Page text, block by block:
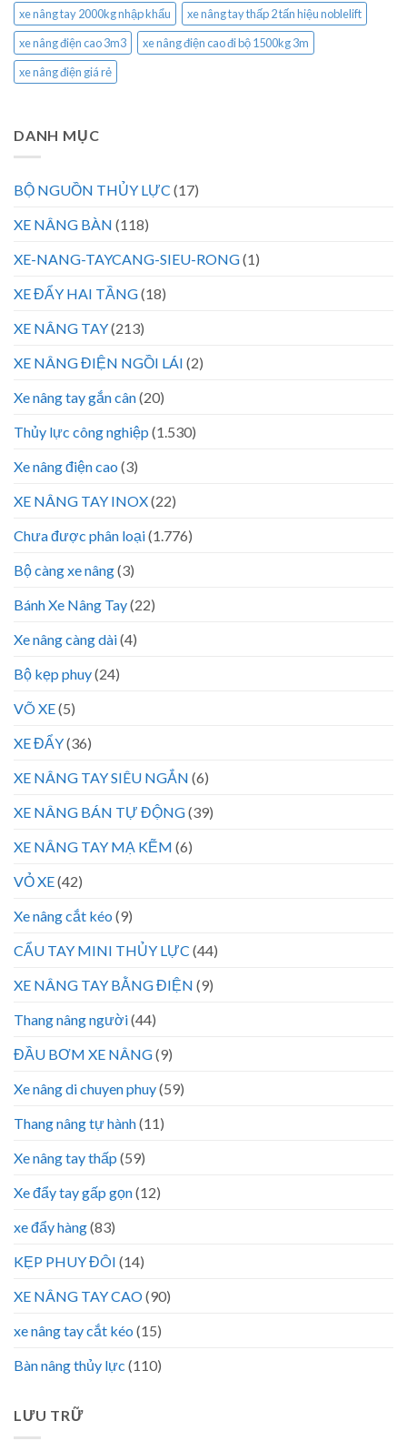
xe nâng tay 2000kg nhập khẩu
xe nâng tay thấp 2 tấn hiệu noblelift
xe nâng điện cao 3m3
xe nâng điện cao đi bộ 1500kg 3m
xe nâng điện giá rẻ
DANH MỤC
BỘ NGUỒN THỦY LỰC (17)
XE NÂNG BÀN (118)
XE-NANG-TAYCANG-SIEU-RONG(1)
XE ĐẨY HAI TẦNG(18)
XE NÂNG TAY(213)
XE NÂNG ĐIỆN NGỒI LÁI (2)
Xe nâng tay gắn cân(20)
Thủy lực công nghiệp (1.530)
Xe nâng điện cao (3)
XE NÂNG TAY INOX(22)
Chưa được phân loại(1.776)
Bộ càng xe nâng(3)
Bánh Xe Nâng Tay(22)
Xe nâng càng dài(4)
Bộ kẹp phuy(24)
VÕ XE(5)
XE ĐẨY(36)
XE NÂNG TAY SIÊU NGẮN (6)
XE NÂNG BÁN TỰ ĐỘNG(39)
XE NÂNG TAY MẠ KẼM (6)
VỎ XE(42)
Xe nâng cắt kéo (9)
CẨU TAY MINI THỦY LỰC (44)
XE NÂNG TAY BẰNG ĐIỆN (9)
Thang nâng người(44)
ĐẦU BƠM XE NÂNG(9)
Xe nâng di chuyen phuy(59)
Thang nâng tự hành(11)
Xe nâng tay thấp (59)
Xe đẩy tay gấp gọn(12)
xe đẩy hàng(83)
KẸP PHUY ĐÔI (14)
XE NÂNG TAY CAO(90)
xe nâng tay cắt kéo (15)
Bàn nâng thủy lực (110)
LƯU TRỮ